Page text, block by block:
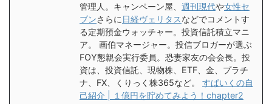
管理人。キャンペーン屋、 週刊現代や女性セ
ブンさらに 日経ヴェリタスなどでコメントす
る定期預金ウォッチャー。投資信託積立マニ
ア。 画伯マネージャー。投信ブロガーが選ぶ
FOY懇親会実行委員。恐妻家友の会会長。投
資は、投資信託、現物株、ETF、金、プラチ
ナ、FX、くりっく株365など。 すぱいくの自
己紹介 | １億円を貯めてみよう！chapter2